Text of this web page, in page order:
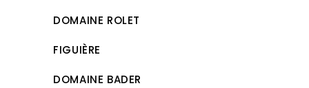
DOMAINE ROLET
FIGUIÈRE
DOMAINE BADER